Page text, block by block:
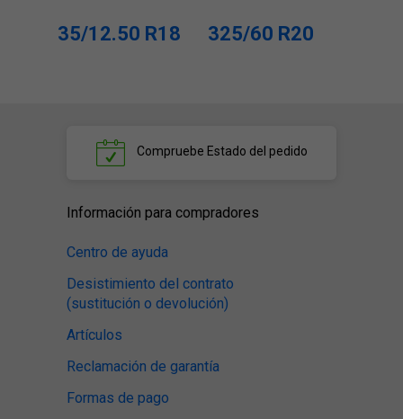
35/12.50 R18 325/60 R20
Compruebe Estado del pedido
Información para compradores
Centro de ayuda
Desistimiento del contrato
(sustitución o devolución)
Artículos
Reclamación de garantía
Formas de pago